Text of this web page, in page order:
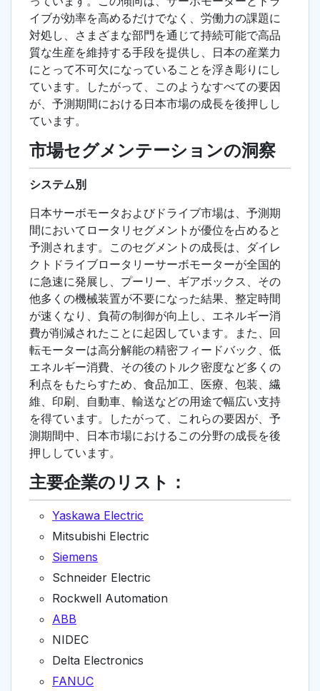
イブが効率を高めるだけでなく、労働力の課題に
対処し、さまざまな部門を通じて持続可能で高品
質な生産を維持する手段を提供し、日本の産業力
にとって不可欠になっていることを浮き彫りにし
ています。したがって、このようなすべての要因
が、予測期間における日本市場の成長を後押しし
ています。
市場セグメンテーションの洞察
システム別
日本サーボモータおよびドライブ市場は、予測期
間においてロータリセグメントが優位を占めると
予測されます。このセグメントの成長は、ダイレ
クトドライブロータリーサーボモーターが全国的
に急速に発展し、プーリー、ギアボックス、その
他多くの機械装置が不要になった結果、整定時間
が速くなり、負荷の制御が向上し、エネルギー消
費が削減されたことに起因しています。また、回
転モーターは高分解能の精密フィードバック、低
エネルギー消費、その後のトルク密度など多くの
利点をもたらすため、食品加工、医療、包装、繊
維、印刷、自動車、輸送などの用途で幅広い支持
を得ています。したがって、これらの要因が、予
測期間中、日本市場におけるこの分野の成長を後
押ししています。
主要企業のリスト：
Yaskawa Electric
Mitsubishi Electric
Siemens
Schneider Electric
Rockwell Automation
ABB
NIDEC
Delta Electronics
FANUC